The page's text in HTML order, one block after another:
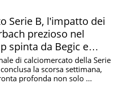
Serie B, l'impatto dei
prezioso nel
spinta da Begic e
di calciomercato della Serie
la scorsa settimana,
profonda non solo ...